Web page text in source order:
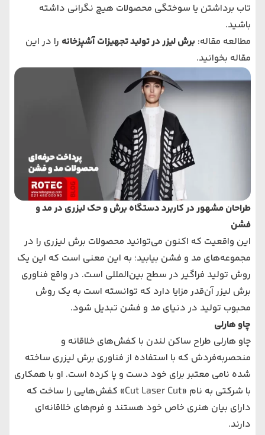
تاب برداشتن یا سوختگی محصولات هیچ نگرانی داشته
باشید.
مطالعه مقاله: برش لیزر در تولید تجهیزات آشپزخانه را در این
مقاله بخوانید.
طراحان مشهور در کاربرد دستگاه برش و حک لیزری در مد و
فشن
این واقعیت که اکنون می‌توانید محصولات برش لیزری را در
مجموعه‌های مد و فشن بیابید؛ به این معنی است که این یک
روش تولید فراگیر در سطح بین‌المللی است. در واقع فناوری
برش لیزر آن‌قدر مزایا دارد که توانسته است به یک روش
محبوب تولید در دنیای مد و فشن تبدیل شود.
چاو هارلی
چاو هارلی طراح ساکن لندن با کفش‌های خلاقانه و
منحصربه‌فردش که با استفاده از فناوری برش لیزری ساخته
‌شده نامی معتبر برای خود دست و پا کرده است. او با همکاری
با شرکتی به نام «Cut Laser Cut» کفش‌هایی را ساخت که
دارای بیان هنری خاص خود هستند و فرم‌های خلاقانه‌ای
دارند.